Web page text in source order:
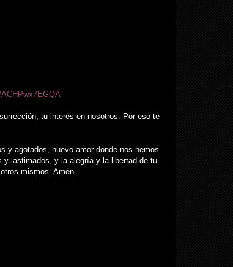
tu interés en nosotros. Por eso te
​​y agotados, nuevo amor donde nos hemos
y lastimados, y la alegría y la libertad de tu
mismos. Amén.